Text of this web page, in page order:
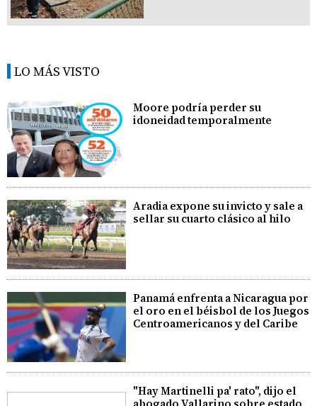
LO MÁS VISTO
Moore podría perder su
idoneidad temporalmente
Aradia expone su invicto y sale a
sellar su cuarto clásico al hilo
Panamá enfrenta a Nicaragua por
el oro en el béisbol de los Juegos
Centroamericanos y del Caribe
"Hay Martinelli pa' rato", dijo el